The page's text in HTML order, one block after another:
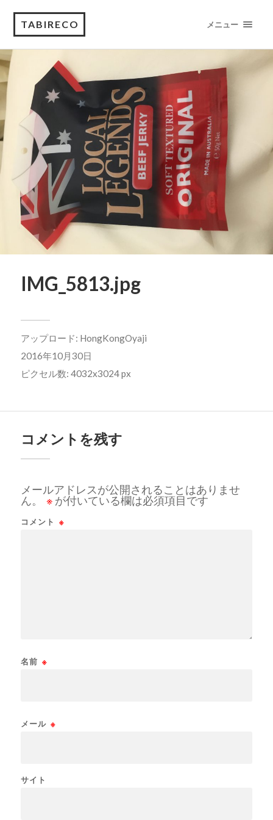
TABIRECO メニュー
IMG_5813.jpg
アップロード: HongKongOyaji
2016年10月30日
ピクセル数: 4032x3024 px
コメントを残す
メールアドレスが公開されることはありませ
ん。
※ が付いている欄は必須項目です
コメント ※
名前 ※
メール ※
サイト